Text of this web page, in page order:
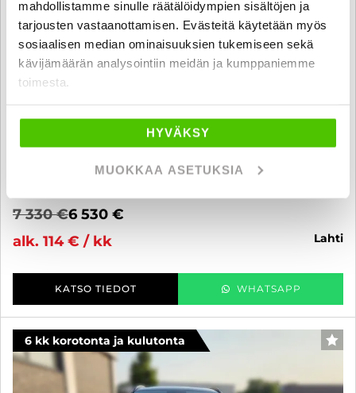
mahdollistamme sinulle räätälöidympien sisältöjen ja
tarjousten vastaanottamisen. Evästeitä käytetään myös
sosiaalisen median ominaisuuksien tukemiseen sekä
kävijämäärän analysointiin meidän ja kumppaniemme
toimesta.
HYVÄKSY
MUOKKAA ASETUKSIA
Acenta 24 kWh - 6 kk korotonta ja kulutonta maksuaikaa! - J.
7 330 €6 530 €
alk. 114 € / kk
lahti
KATSO TIEDOT WHATSAPP
6 kk korotonta ja kulutonta